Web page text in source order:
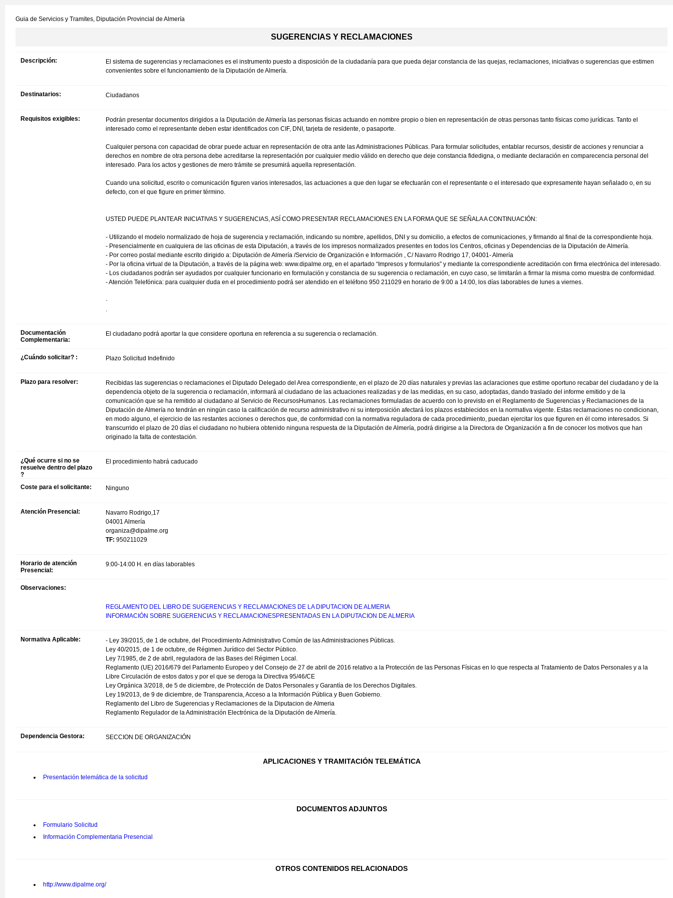
Guia de Servicios y Tramites, Diputación Provincial de Almería
SUGERENCIAS Y RECLAMACIONES
Descripción:
El sistema de sugerencias y reclamaciones es el instrumento puesto a disposición de la ciudadanía para que pueda dejar constancia de las quejas, reclamaciones, iniciativas o sugerencias que estimen
convenientes sobre el funcionamiento de la Diputación de Almería.
Destinatarios: Ciudadanos
Requisitos exigibles:
Podrán presentar documentos dirigidos a la Diputación de Almería las personas físicas actuando en nombre propio o bien en representación de otras personas tanto físicas como jurídicas. Tanto el
interesado como el representante deben estar identificados con CIF, DNI, tarjeta de residente, o pasaporte.
Cualquier persona con capacidad de obrar puede actuar en representación de otra ante las Administraciones Públicas. Para formular solicitudes, entablar recursos, desistir de acciones y renunciar a
derechos en nombre de otra persona debe acreditarse la representación por cualquier medio válido en derecho que deje constancia fidedigna, o mediante declaración en comparecencia personal del
interesado. Para los actos y gestiones de mero trámite se presumirá aquella representación.
Cuando una solicitud, escrito o comunicación figuren varios interesados, las actuaciones a que den lugar se efectuarán con el representante o el interesado que expresamente hayan señalado o, en su
defecto, con el que figure en primer término.
USTED PUEDE PLANTEAR INICIATIVAS Y SUGERENCIAS, ASÍ COMO PRESENTAR RECLAMACIONES EN LA FORMA QUE SE SEÑALA A CONTINUACIÓN:
- Utilizando el modelo normalizado de hoja de sugerencia y reclamación, indicando su nombre, apellidos, DNI y su domicilio, a efectos de comunicaciones, y firmando al final de la correspondiente hoja.
- Presencialmente en cualquiera de las oficinas de esta Diputación, a través de los impresos normalizados presentes en todos los Centros, oficinas y Dependencias de la Diputación de Almería.
- Por correo postal mediante escrito dirigido a: Diputación de Almería /Servicio de Organización e Información , C/ Navarro Rodrigo 17, 04001- Almería
- Por la oficina virtual de la Diputación, a través de la página web: www.dipalme.org, en el apartado “Impresos y formularios” y mediante la correspondiente acreditación con firma electrónica del interesado.
- Los ciudadanos podrán ser ayudados por cualquier funcionario en formulación y constancia de su sugerencia o reclamación, en cuyo caso, se limitarán a firmar la misma como muestra de conformidad.
- Atención Telefónica: para cualquier duda en el procedimiento podrá ser atendido en el teléfono 950 211029 en horario de 9:00 a 14:00, los días laborables de lunes a viernes.
·
.
Documentación
Complementaria:
El ciudadano podrá aportar la que considere oportuna en referencia a su sugerencia o reclamación.
¿Cuándo solicitar? : Plazo Solicitud Indefinido
Plazo para resolver:
Recibidas las sugerencias o reclamaciones el Diputado Delegado del Area correspondiente, en el plazo de 20 días naturales y previas las aclaraciones que estime oportuno recabar del ciudadano y de la
dependencia objeto de la sugerencia o reclamación, informará al ciudadano de las actuaciones realizadas y de las medidas, en su caso, adoptadas, dando traslado del informe emitido y de la
comunicación que se ha remitido al ciudadano al Servicio de RecursosHumanos. Las reclamaciones formuladas de acuerdo con lo previsto en el Reglamento de Sugerencias y Reclamaciones de la
Diputación de Almería no tendrán en ningún caso la calificación de recurso administrativo ni su interposición afectará los plazos establecidos en la normativa vigente. Estas reclamaciones no condicionan,
en modo alguno, el ejercicio de las restantes acciones o derechos que, de conformidad con la normativa reguladora de cada procedimiento, puedan ejercitar los que figuren en él como interesados. Si
transcurrido el plazo de 20 días el ciudadano no hubiera obtenido ninguna respuesta de la Diputación de Almería, podrá dirigirse a la Directora de Organización a fin de conocer los motivos que han
originado la falta de contestación.
¿Qué ocurre si no se
resuelve dentro del plazo
?
El procedimiento habrá caducado
Coste para el solicitante: Ninguno
Atención Presencial:
Navarro Rodrigo,17
04001 Almería
organiza@dipalme.org
TF: 950211029
Horario de atención
Presencial:
9:00-14:00 H. en días laborables
Observaciones:
REGLAMENTO DEL LIBRO DE SUGERENCIAS Y RECLAMACIONES DE LA DIPUTACION DE ALMERIA
INFORMACIÓN SOBRE SUGERENCIAS Y RECLAMACIONESPRESENTADAS EN LA DIPUTACION DE ALMERIA
Normativa Aplicable:
- Ley 39/2015, de 1 de octubre, del Procedimiento Administrativo Común de las Administraciones Públicas.
Ley 40/2015, de 1 de octubre, de Régimen Jurídico del Sector Público.
Ley 7/1985, de 2 de abril, reguladora de las Bases del Régimen Local.
Reglamento (UE) 2016/679 del Parlamento Europeo y del Consejo de 27 de abril de 2016 relativo a la Protección de las Personas Físicas en lo que respecta al Tratamiento de Datos Personales y a la
Libre Circulación de estos datos y por el que se deroga la Directiva 95/46/CE
Ley Orgánica 3/2018, de 5 de diciembre, de Protección de Datos Personales y Garantía de los Derechos Digitales.
Ley 19/2013, de 9 de diciembre, de Transparencia, Acceso a la Información Pública y Buen Gobierno.
Reglamento del Libro de Sugerencias y Reclamaciones de la Diputacion de Almeria
Reglamento Regulador de la Administración Electrónica de la Diputación de Almería.
Dependencia Gestora: SECCION DE ORGANIZACIÓN
APLICACIONES Y TRAMITACIÓN TELEMÁTICA
Presentación telemática de la solicitud
DOCUMENTOS ADJUNTOS
Formulario Solicitud
Información Complementaria Presencial
OTROS CONTENIDOS RELACIONADOS
http://www.dipalme.org/